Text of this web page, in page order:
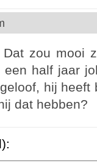
zou mooi
half jaar
hij heeft
dat hebben?